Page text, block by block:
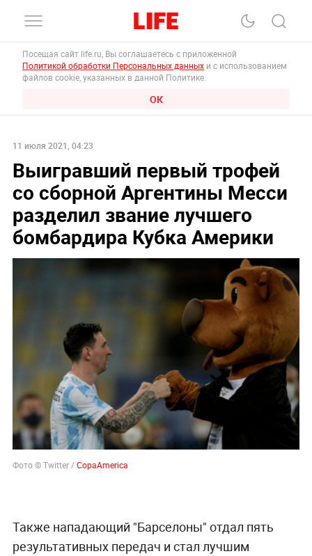
Посещая сайт life.ru, Вы соглашаетесь с приложенной
Политикой обработки Персональных данных и с использованием
файлов cookie, указанных в данной Политике.
ОК
11 июля 2021, 04:23
Выигравший первый трофей
со сборной Аргентины Месси
разделил звание лучшего
бомбардира Кубка Америки
Фото © Twitter /CopaAmerica
Также нападающий "Барселоны" отдал пять
результативных передач и стал лучшим